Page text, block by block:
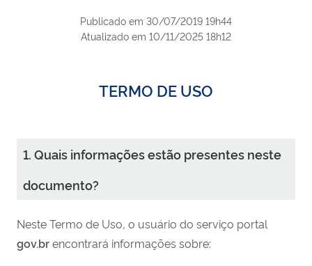
Publicado em 30/07/2019 19h44
Atualizado em 10/11/2025 18h12
TERMO DE USO
1. Quais informações estão presentes neste
documento?
Neste Termo de Uso, o usuário do serviço portal
gov.brencontrará informações sobre: